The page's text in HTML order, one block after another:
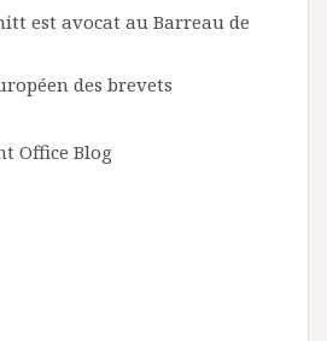
est avocat au Barreau de
des brevets
Office Blog